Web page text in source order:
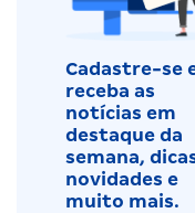
Cadastre-se
receba as
notícias em
destaque da
semana,
novidades e
muito mais.